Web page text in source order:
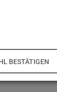
BESTÄTIGEN
zu tre­ten!